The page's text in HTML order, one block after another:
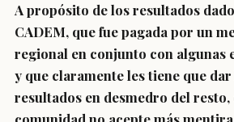
A propósito de los resultados
CADEM, que fue pagada por un
regional en conjunto con algunas
y que claramente les tiene que
resultados en desmedro del resto,